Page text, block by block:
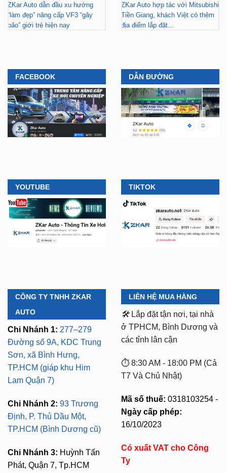
ZKar Auto dẫn đầu xu hướng
“làm đẹp” nâng cấp VF3 “gây
bão” giới trẻ hiện nay
ZKar Auto hợp tác với Mitsubishi
Tiền Giang, khách Việt có thêm
địa điểm lắp đặt...
FACEBOOK DẪN ĐƯỜNG
YOUTUBE TIKTOK
CÔNG TY TNHH ZKAR
AUTO
Chi Nhánh 1: 277–279
Đường số 9A, KDC Trung
Sơn, xã Bình Hưng,
TP.HCM (giáp khu Him
Lam Quận 7)
Chi Nhánh 2: 93 Trương
Định, P. Thủ Dầu Một,
TP.HCM (Bình Dương cũ)
Chi Nhánh 3: Huỳnh Tấn
Phát, Quận 7, Tp.HCM
LIÊN HỆ MUA HÀNG
🛠️ Lắp đặt tận nơi, tại nhà
ở TPHCM, Bình Dương và
các tỉnh lân cận
⏱️ 8:30 AM - 18:00 PM (Cả
T7 Và Chủ Nhật)
Mã số thuế: 0318103254 -
Ngày cấp phép:
16/10/2023
Có xuất VAT cho Công
Ty